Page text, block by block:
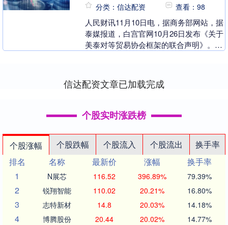
分类：信达配资 查看：98
人民财讯11月10日电，据商务部网站，据
泰媒报道，白宫官网10月26日发布《关于
美泰对等贸易协会框架的联合声明》。主
信达配资文章已加载完成
个股实时涨跌榜
个股涨幅 个股跌幅 个股流入 个股流出
换手率
排名
名称 最新价 涨幅
换手率
1
N展芯 116.52 396.89% 79.39%
2 锐翔智能 110.02 20.21% 16.80%
3 志特新材 14.8 20.03% 14.18%
4 博腾股份 20.44 20.02% 14.77%